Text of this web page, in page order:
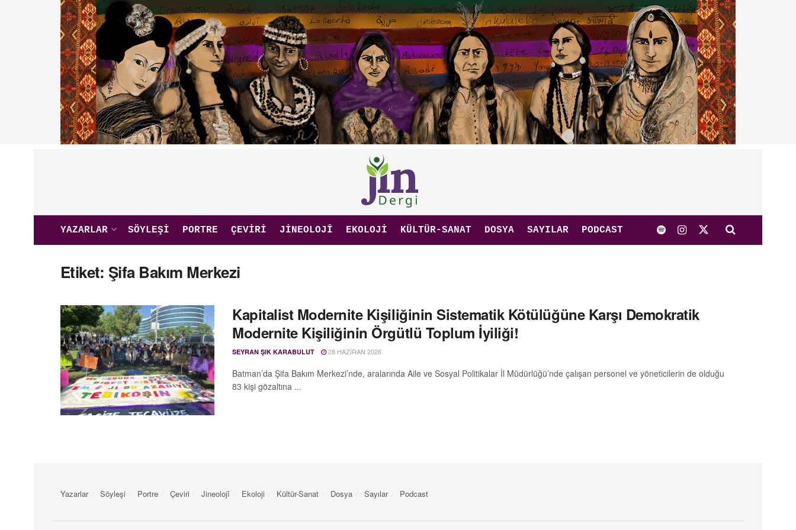
YAZARLAR SÖYLEŞI PORTRE ÇEVIRI JINEOLOJÎ EKOLOJI KÜLTÜR-SANAT DOSYA SAYILAR PODCAST
Etiket: Şifa Bakım Merkezi
Kapitalist Modernite Kişiliğinin Sistematik Kötülüğüne Karşı Demokratik
Modernite Kişiliğinin Örgütlü Toplum İyiliği!
SEYRAN ŞIK KARABULUT 28 HAZIRAN 2026
Batman’da Şifa Bakım Merkezi’nde, aralarında Aile ve Sosyal Politikalar İl Müdürlüğü’nde çalışan personel ve yöneticilerin de olduğu
83 kişi gözaltına ...
Yazarlar Söyleşi Portre Çeviri Jineolojî Ekoloji Kültür-Sanat Dosya Sayılar Podcast